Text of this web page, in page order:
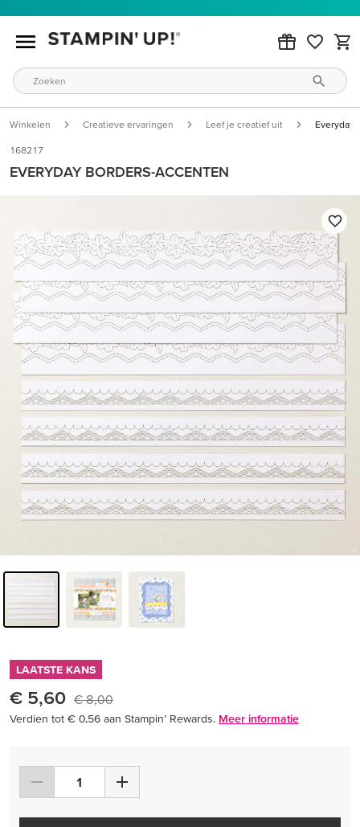
Winkelen Creatieve ervaringen Leef je creatief uit Everyday
168217
EVERYDAY BORDERS-ACCENTEN
LAATSTE KANS
€ 5,60 € 8,00
Verdien tot € 0,56 aan Stampin’ Rewards. Meer informatie